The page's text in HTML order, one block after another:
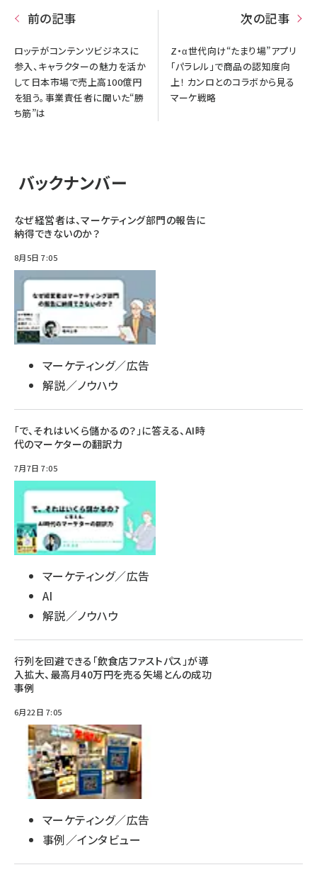
前の記事
ロッテがコンテンツビジネスに
参入、キャラクターの魅力を活か
して日本市場で売上高100億円
を狙う。事業責任者に聞いた“勝
ち筋”は
次の記事
Z・α世代向け“たまり場”アプリ
「パラレル」で商品の認知度向
上！ カンロとのコラボから見る
マーケ戦略
バックナンバー
なぜ経営者は、マーケティング部門の報告に
納得できないのか？
8月5日 7:05
マーケティング／広告
解説／ノウハウ
「で、それはいくら儲かるの？」に答える、AI時
代のマーケターの翻訳力
7月7日 7:05
マーケティング／広告
AI
解説／ノウハウ
行列を回避できる「飲食店ファストパス」が導
入拡大、最高月40万円を売る矢場とんの成功
事例
6月22日 7:05
マーケティング／広告
事例／インタビュー